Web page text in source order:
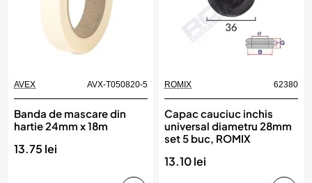
AVEX AVX-T050820-5
Banda de mascare din
hartie 24mm x 18m
13.75 lei
ROMIX 62380
Capac cauciuc inchis
universal diametru 28mm
set 5 buc, ROMIX
13.10 lei